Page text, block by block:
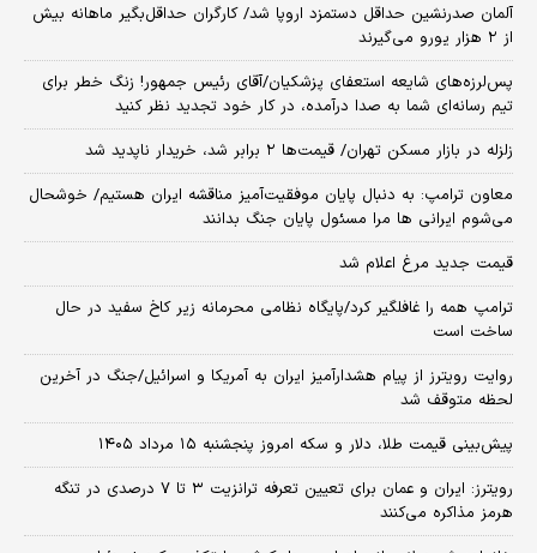
آلمان صدرنشین حداقل دستمزد اروپا شد/ کارگران حداقل‌بگیر ماهانه بیش
از ۲ هزار یورو می‌گیرند
پس‌لرزه‌های شایعه استعفای پزشکیان/آقای رئیس جمهور! زنگ خطر برای
تیم رسانه‌ای شما به صدا درآمده، در کار خود تجدید نظر کنید
زلزله در بازار مسکن تهران/ قیمت‌ها ۲ برابر شد، خریدار ناپدید شد
معاون ترامپ: به دنبال پایان موفقیت‌آمیز مناقشه ایران هستیم/ خوشحال
می‌شوم ایرانی ها مرا مسئول پایان جنگ بدانند
قیمت جدید مرغ اعلام شد
ترامپ همه را غافلگیر کرد/پایگاه نظامی محرمانه زیر کاخ سفید در حال
ساخت است
روایت رویترز از پیام هشدارآمیز ایران به آمریکا و اسرائیل/جنگ در آخرین
لحظه متوقف شد
پیش‌بینی قیمت طلا، دلار و سکه امروز پنجشنبه ۱۵ مرداد ۱۴۰۵
رویترز: ایران و عمان برای تعیین تعرفه ترانزیت ۳ تا ۷ درصدی در تنگه
هرمز مذاکره می‌کنند